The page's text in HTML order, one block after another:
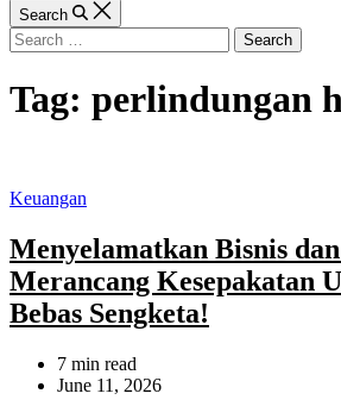
Search
Search
for:
Tag: perlindungan
Categories
Keuangan
Menyelamatkan Bisnis
Merancang Kesepakatan
Bebas Sengketa!
Estimated
read
7 min read
June 11, 2026